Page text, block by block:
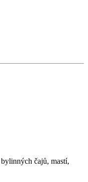
čajů, mastí,